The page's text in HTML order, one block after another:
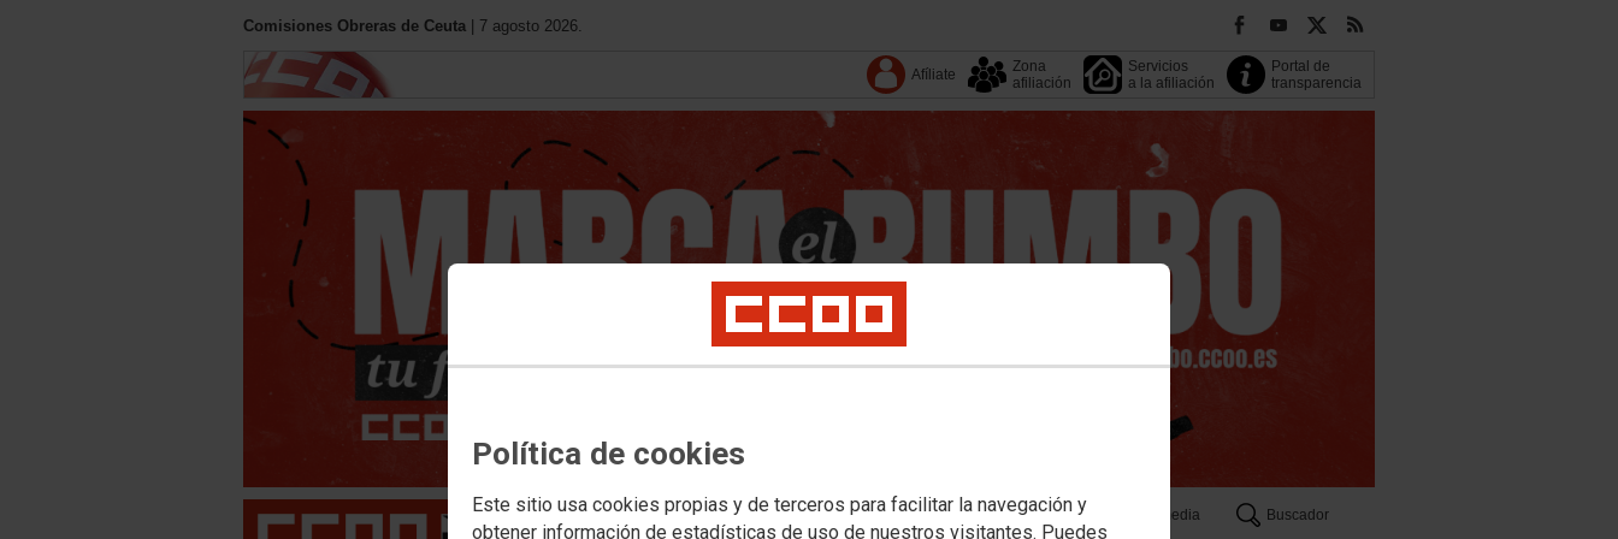
Política de cookies
Este sitio usa cookies propias y de terceros para facilitar la navegación y
obtener información de estadísticas de uso de nuestros visitantes. Puedes
Comisiones Obreras de Ceuta | 7 agosto 2026.
Afíliate
Zona
afiliación
Servicios
a la afiliación
Portal de
transparencia
Conoce CCOO Convenios Multimedia
Buscador